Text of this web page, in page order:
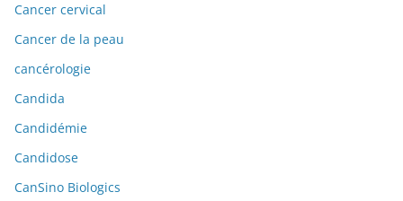
Cancer cervical
Cancer de la peau
cancérologie
Candida
Candidémie
Candidose
CanSino Biologics